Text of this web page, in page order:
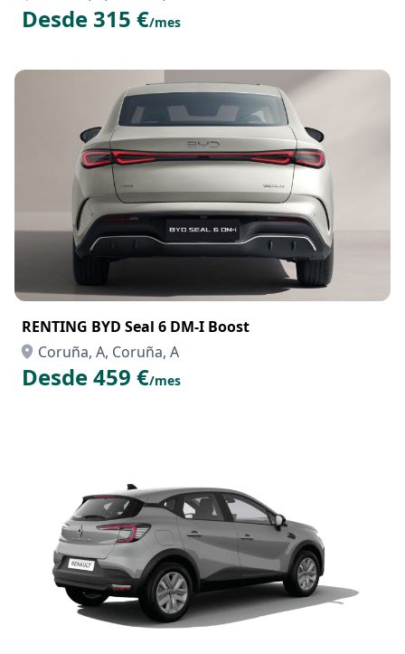
Desde 315 €/mes
RENTING BYD Seal 6 DM-I Boost
Coruña, A, Coruña, A
Desde 459 €/mes